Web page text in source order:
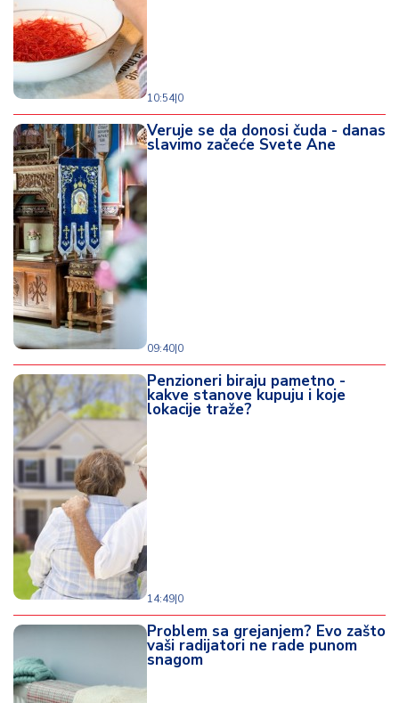
10:54|0
Veruje se da donosi čuda - danas
slavimo začeće Svete Ane
09:40|0
Penzioneri biraju pametno -
kakve stanove kupuju i koje
lokacije traže?
14:49|0
Problem sa grejanjem? Evo zašto
vaši radijatori ne rade punom
snagom